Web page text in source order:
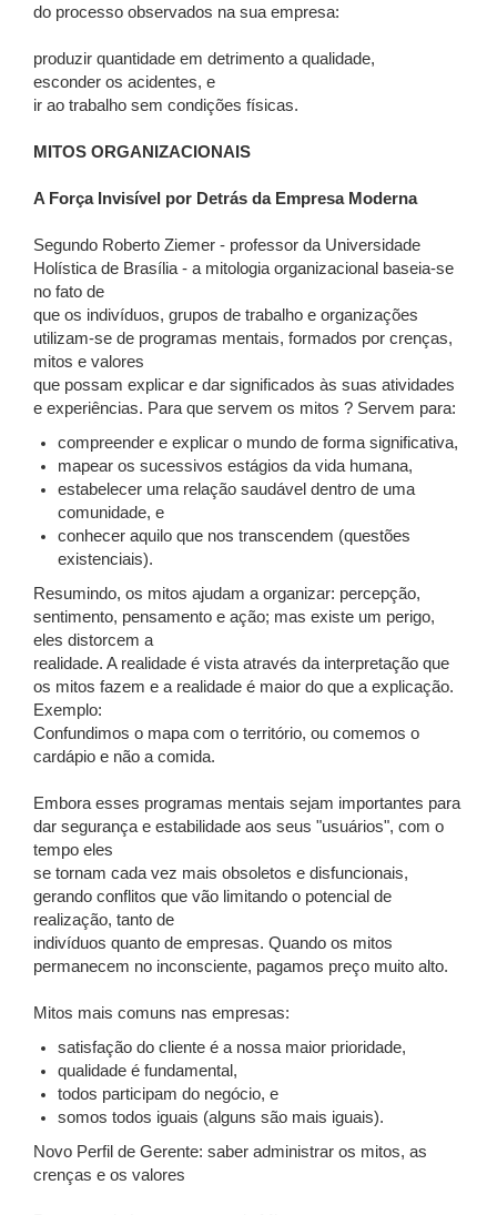
do processo observados na sua empresa:
produzir quantidade em detrimento a qualidade,
esconder os acidentes, e
ir ao trabalho sem condições físicas.
MITOS ORGANIZACIONAIS
A Força Invisível por Detrás da Empresa Moderna
Segundo Roberto Ziemer - professor da Universidade
Holística de Brasília - a mitologia organizacional baseia-se
no fato de
que os indivíduos, grupos de trabalho e organizações
utilizam-se de programas mentais, formados por crenças,
mitos e valores
que possam explicar e dar significados às suas atividades
e experiências. Para que servem os mitos ? Servem para:
compreender e explicar o mundo de forma significativa,
mapear os sucessivos estágios da vida humana,
estabelecer uma relação saudável dentro de uma
comunidade, e
conhecer aquilo que nos transcendem (questões
existenciais).
Resumindo, os mitos ajudam a organizar: percepção,
sentimento, pensamento e ação; mas existe um perigo,
eles distorcem a
realidade. A realidade é vista através da interpretação que
os mitos fazem e a realidade é maior do que a explicação.
Exemplo:
Confundimos o mapa com o território, ou comemos o
cardápio e não a comida.
Embora esses programas mentais sejam importantes para
dar segurança e estabilidade aos seus "usuários", com o
tempo eles
se tornam cada vez mais obsoletos e disfuncionais,
gerando conflitos que vão limitando o potencial de
realização, tanto de
indivíduos quanto de empresas. Quando os mitos
permanecem no inconsciente, pagamos preço muito alto.
Mitos mais comuns nas empresas:
satisfação do cliente é a nossa maior prioridade,
qualidade é fundamental,
todos participam do negócio, e
somos todos iguais (alguns são mais iguais).
Novo Perfil de Gerente: saber administrar os mitos, as
crenças e os valores